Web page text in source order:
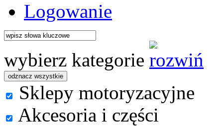
Logowanie
wybierz kategorie
Sklepy motoryzacyjne
Akcesoria i części